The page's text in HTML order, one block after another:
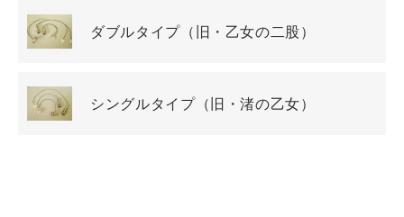
カテゴリー一覧
ダブルタイプ（旧・乙女の二股）
シングルタイプ（旧・渚の乙女）